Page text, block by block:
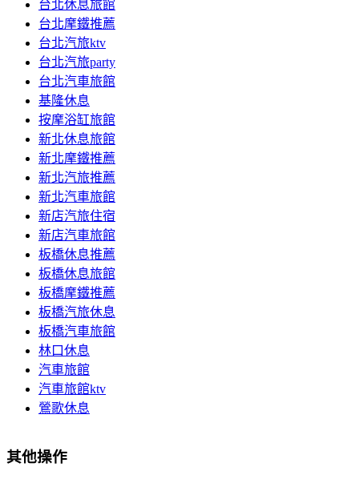
台北休息旅館
台北摩鐵推薦
台北汽旅ktv
台北汽旅party
台北汽車旅館
基隆休息
按摩浴缸旅館
新北休息旅館
新北摩鐵推薦
新北汽旅推薦
新北汽車旅館
新店汽旅住宿
新店汽車旅館
板橋休息推薦
板橋休息旅館
板橋摩鐵推薦
板橋汽旅休息
板橋汽車旅館
林口休息
汽車旅館
汽車旅館ktv
鶯歌休息
其他操作